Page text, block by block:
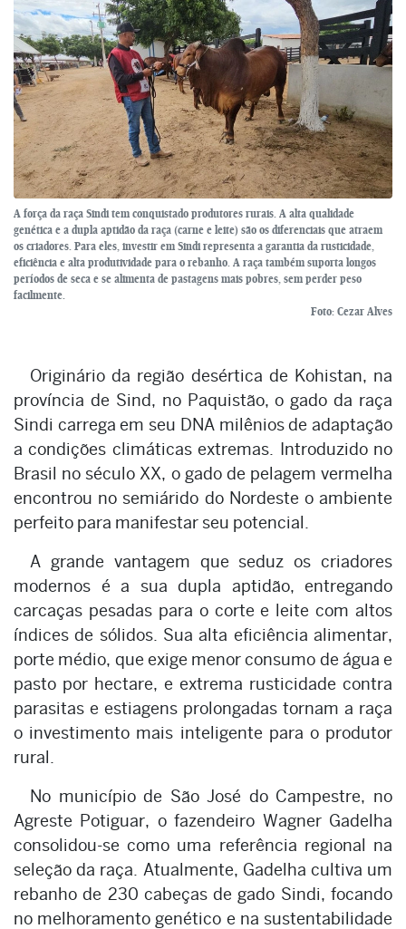
A força da raça Sindi tem conquistado produtores rurais. A alta qualidade
genética e a dupla aptidão da raça (carne e leite) são os diferenciais que atraem
os criadores. Para eles, investir em Sindi representa a garantia da rusticidade,
eficiência e alta produtividade para o rebanho. A raça também suporta longos
períodos de seca e se alimenta de pastagens mais pobres, sem perder peso
facilmente.
Foto: Cezar Alves
Originário da região desértica de Kohistan, na
província de Sind, no Paquistão, o gado da raça
Sindi carrega em seu DNA milênios de adaptação
a condições climáticas extremas. Introduzido no
Brasil no século XX, o gado de pelagem vermelha
encontrou no semiárido do Nordeste o ambiente
perfeito para manifestar seu potencial.
A grande vantagem que seduz os criadores
modernos é a sua dupla aptidão, entregando
carcaças pesadas para o corte e leite com altos
índices de sólidos. Sua alta eficiência alimentar,
porte médio, que exige menor consumo de água e
pasto por hectare, e extrema rusticidade contra
parasitas e estiagens prolongadas tornam a raça
o investimento mais inteligente para o produtor
rural.
No município de São José do Campestre, no
Agreste Potiguar, o fazendeiro Wagner Gadelha
consolidou-se como uma referência regional na
seleção da raça. Atualmente, Gadelha cultiva um
rebanho de 230 cabeças de gado Sindi, focando
no melhoramento genético e na sustentabilidade